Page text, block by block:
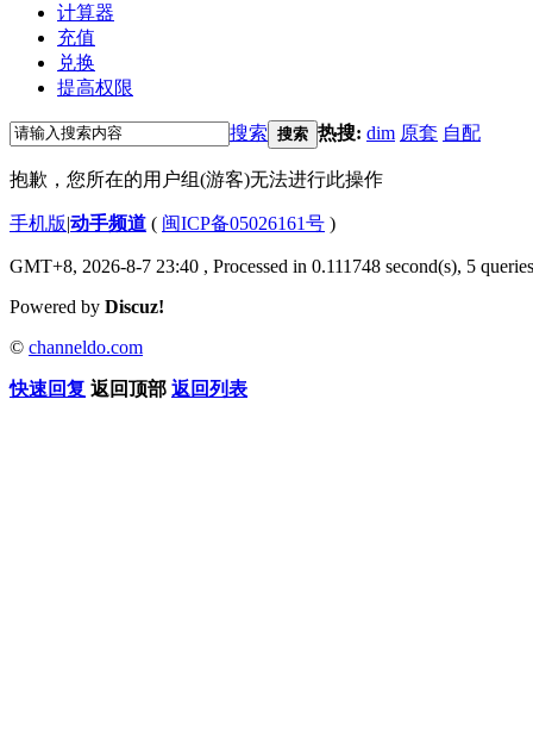
计算器
充值
兑换
提高权限
搜索 搜索 热搜: dim 原套 自配
抱歉，您所在的用户组(游客)无法进行此操作
手机版|动手频道 ( 闽ICP备05026161号 )
GMT+8, 2026-8-7 23:40 , Processed in 0.111748 second(s), 5
Powered by Discuz!
© channeldo.com
快速回复 返回顶部 返回列表